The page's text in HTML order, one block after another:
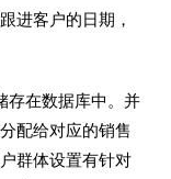
进客户的日期，
存在数据库中。并
配给对应的销售
群体设置有针对